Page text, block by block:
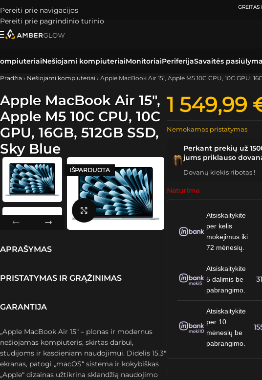
Pereiti prie navigacijos
Pereiti prie pagrindinio turinio
GREITAS
Nešiojami kompiuteriaiMonitoriaiPeriferijaSavaitės
Pradžia › Nešiojami kompiuteriai › Apple MacBook Air 15″, Apple M5 10C CPU, 10C GPU,
Apple MacBook Air 15″,
Apple M5 10C CPU, 10C
GPU, 16GB, 512GB SSD,
Sky Blue
IŠPARDUOTA
Spustelėkite, kad padidintumėte
APRAŠYMAS
PRISTATYMAS IR GRĄŽINIMAS
GARANTIJA
„Apple MacBook Air 15“ – plonas ir modernus
nešiojamas kompiuteris, skirtas darbui,
studijoms ir kasdieniam naudojimui. Didelis 15.3″
ekranas, patogi „macOS“ sistema ir kokybiškas
„Apple“ dizainas užtikrina sklandžią naudojimo
1 549,99
Nemokamas pristatymas
Perkant prekių už
jums priklauso
Dovanų kiekis ribotas !
Neturime
Atsiskaitykite
per kelis
mokėjimus iki
72 mėnesių.
Atsiskaitykite
5 dalimis be
pabrangimo.
Atsiskaitykite
per 10
mėnesių be
pabrangimo.